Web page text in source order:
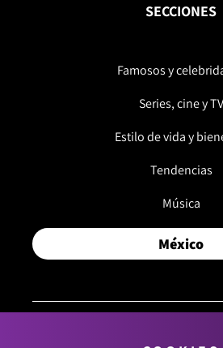
SECCIONES
Famosos y
Series, cine y TV
Estilo de vida y
Tendencias
Música
México